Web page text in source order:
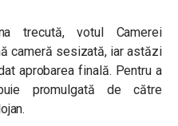
trecută, votul Camerei
cameră sesizată, iar astăzi
aprobarea finală. Pentru a
promulgată de către